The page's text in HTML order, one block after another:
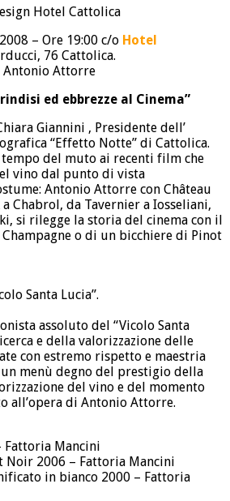
– Ore 19:00 c/o Hotel
76 Cattolica.
Antonio Attorre
ed ebbrezze al Cinema”
Giannini , Presidente dell’
“Effetto Notte” di Cattolica.
del muto ai recenti film che
vino dal punto di vista
Antonio Attorre con Château
Chabrol, da Tavernier a Iosseliani,
si rilegge la storia del cinema con il
o di un bicchiere di Pinot
Santa Lucia”.
assoluto del “Vicolo Santa
e della valorizzazione delle
con estremo rispetto e maestria
menù degno del prestigio della
del vino e del momento
all’opera di Antonio Attorre.
Fattoria Mancini
Noir 2006 – Fattoria Mancini
in bianco 2000 – Fattoria